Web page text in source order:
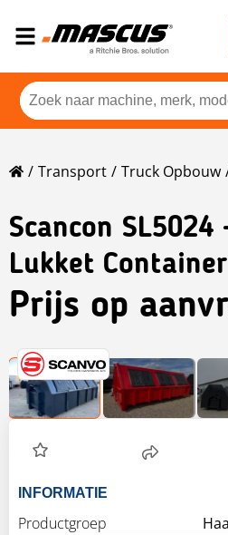
Transport Truck Opbouw
Scancon SL5024
Lukket
Prijs op
INFORMATIE
Productgroep